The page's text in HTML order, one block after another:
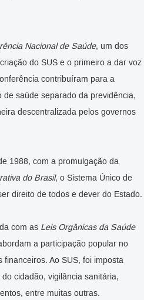
Nacional de Saúde, um dos
do SUS e o primeiro a dar voz
contribuíram para a
saúde separado da previdência,
descentralizada pelos governos
1988, com a promulgação da
do Brasil, o Sistema Único de
direito de todos e dever do Estado.
com as Leis Orgânicas da Saúde
a participação popular no
Ao SUS, foi imposta
cidadão, vigilância sanitária,
entre muitas outras.